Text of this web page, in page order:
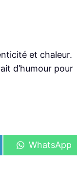
et chaleur.
d’humour pour
S
h
WhatsApp